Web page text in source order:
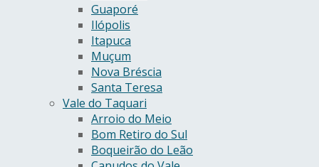
Guaporé
Ilópolis
Itapuca
Muçum
Nova Bréscia
Santa Teresa
Vale do Taquari
Arroio do Meio
Bom Retiro do Sul
Boqueirão do Leão